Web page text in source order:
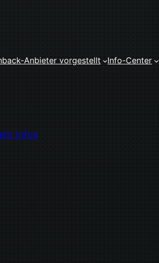
Anbieter vorgestellt Info-Center
Infos